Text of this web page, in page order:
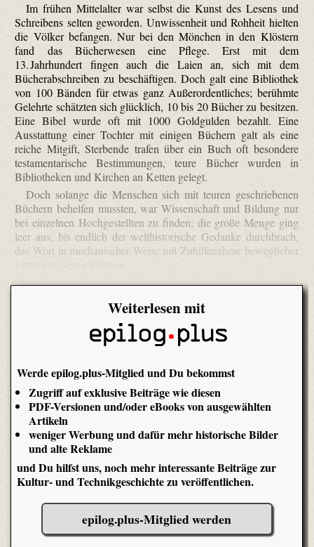
Im frühen Mittelalter war selbst die Kunst des Lesens und
Schreibens selten geworden. Unwissenheit und Rohheit hielten
die Völker befangen. Nur bei den Mönchen in den Klöstern
fand das Bücherwesen eine Pflege. Erst mit dem
13. Jahrhundert fingen auch die Laien an, sich mit dem
Bücherabschreiben zu beschäftigen. Doch galt eine Bibliothek
von 100 Bänden für etwas ganz Außerordentliches; berühmte
Gelehrte schätzten sich glücklich, 10 bis 20 Bücher zu besitzen.
Eine Bibel wurde oft mit 1000 Goldgulden bezahlt. Eine
Ausstattung einer Tochter mit einigen Büchern galt als eine
reiche Mitgift, Sterbende trafen über ein Buch oft besondere
testamentarische Bestimmungen, teure Bücher wurden in
Bibliotheken und Kirchen an Ketten gelegt.
Doch solange die Menschen sich mit teuren geschriebenen
Büchern behelfen mussten, war Wissenschaft und Bildung nur
bei einzelnen Hochgestellten zu finden; die große Menge ging
leer aus, bis endlich der welthistorische Gedanke durchbrach,
das Wort in mechanischer Weise mit Zuhilfenahme beweglicher
Weiterlesen mit
Werde epilog.plus-Mitglied und Du bekommst
Zugriff auf exklusive Beiträge wie diesen
PDF-Versionen und/oder eBooks von ausgewählten
Artikeln
weniger Werbung und dafür mehr historische Bilder
und alte Reklame
und Du hilfst uns, noch mehr interessante Beiträge zur
Kultur- und Technikgeschichte zu veröffentlichen.
epilog.plus-Mitglied werden